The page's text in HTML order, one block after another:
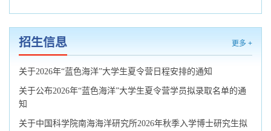
招生信息 更多 +
关于2026年“蓝色海洋”大学生夏令营日程安排的通知
关于公布2026年“蓝色海洋”大学生夏令营学员拟录取名单的通
知
关于中国科学院南海海洋研究所2026年秋季入学博士研究生拟